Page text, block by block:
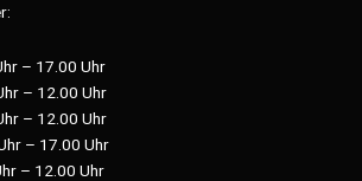
– 17.00 Uhr
– 12.00 Uhr
– 12.00 Uhr
– 17.00 Uhr
– 12.00 Uhr